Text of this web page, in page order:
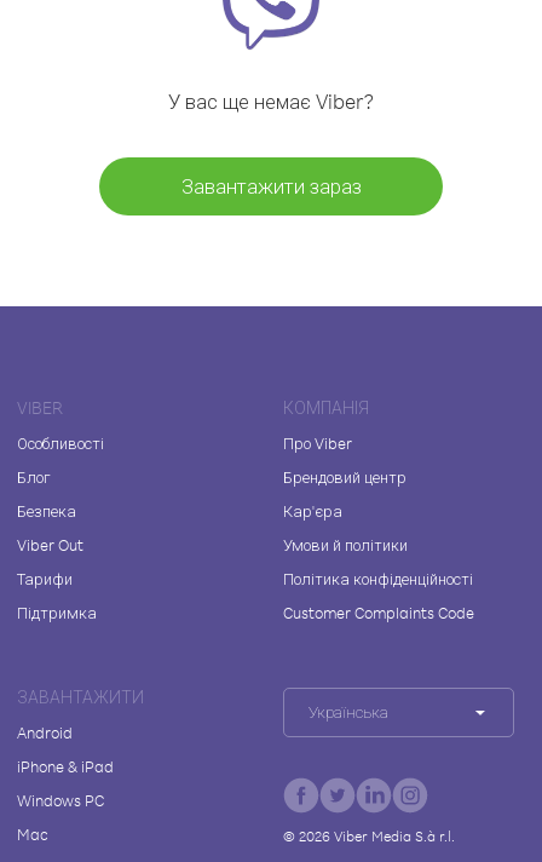
У вас ще немає Viber?
Завантажити зараз
VIBER
Особливості
Блог
Безпека
Viber Out
Тарифи
Підтримка
КОМПАНІЯ
Про Viber
Брендовий центр
Кар'єра
Умови й політики
Політика конфіденційності
Customer Complaints Code
ЗАВАНТАЖИТИ
Android
iPhone & iPad
Windows PC
Mac
Українська
© 2026Viber Media S.à r.l.